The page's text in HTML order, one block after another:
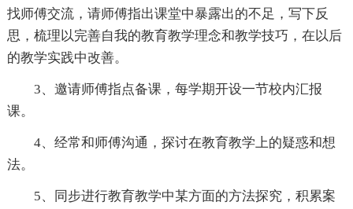
找师傅交流，请师傅指出课堂中暴露出的不足，写下反
思，梳理以完善自我的教育教学理念和教学技巧，在以后
的教学实践中改善。
3、邀请师傅指点备课，每学期开设一节校内汇报
课。
4、经常和师傅沟通，探讨在教育教学上的疑惑和想
法。
5、同步进行教育教学中某方面的方法探究，积累案